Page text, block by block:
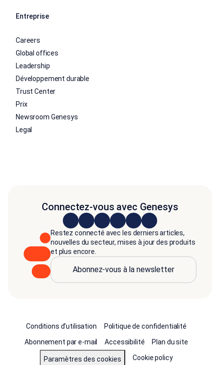
Entreprise
Careers
Global offices
Leadership
Développement durable
Trust Center
Prix
Newsroom Genesys
Legal
Connectez-vous avec Genesys
Restez connecté avec les derniers articles,
nouvelles du secteur, mises à jour des produits
et plus encore.
Abonnez-vous à la newsletter
Conditions d'utilisation
Politique de confidentialité
Abonnement par e-mail
Accessibilité Plan du site
Paramètres des cookies Cookie policy